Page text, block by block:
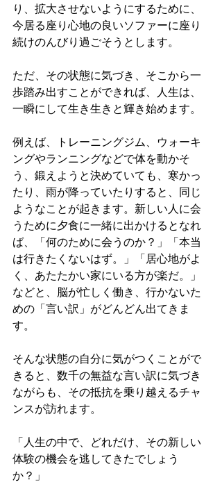
り、拡大させないようにするために、
今居る座り心地の良いソファーに座り
続けのんびり過ごそうとします。
ただ、その状態に気づき、そこから一
歩踏み出すことができれば、人生は、
一瞬にして生き生きと輝き始めます。
例えば、トレーニングジム、ウォーキ
ングやランニングなどで体を動かそ
う、鍛えようと決めていても、寒かっ
たり、雨が降っていたりすると、同じ
ようなことが起きます。新しい人に会
うために夕食に一緒に出かけるとなれ
ば、「何のために会うのか？」「本当
は行きたくないはず。」「居心地がよ
く、あたたかい家にいる方が楽だ。」
などと、脳が忙しく働き、行かないた
めの「言い訳」がどんどん出てきま
す。
そんな状態の自分に気がつくことがで
きると、数千の無益な言い訳に気づき
ながらも、その抵抗を乗り越えるチャ
ンスが訪れます。
「人生の中で、どれだけ、その新しい
体験の機会を逃してきたでしょう
か？」